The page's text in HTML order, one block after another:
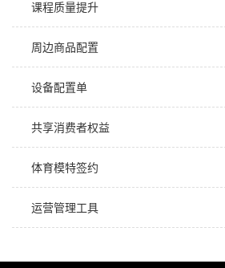
课程质量提升
周边商品配置
设备配置单
共享消费者权益
体育模特签约
运营管理工具